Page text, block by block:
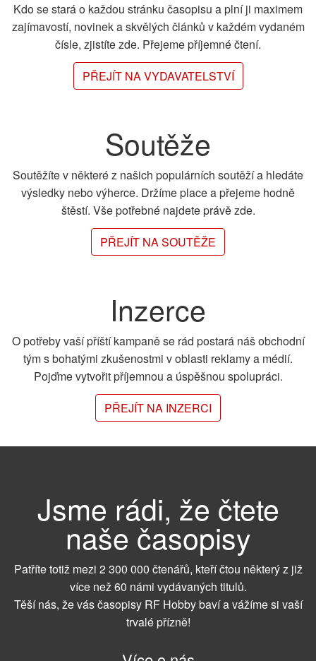
Kdo se stará o každou stránku časopisu a plní ji maximem
zajímavostí, novinek a skvělých článků v každém vydaném
čísle, zjistíte zde. Přejeme příjemné čtení.
PŘEJÍT NA VYDAVATELSTVÍ
Soutěže
Soutěžíte v některé z našich populárních soutěží a hledáte
výsledky nebo výherce. Držíme place a přejeme hodně
štěstí. Vše potřebné najdete právě zde.
PŘEJÍT NA SOUTĚŽE
Inzerce
O potřeby vaší příští kampaně se rád postará náš obchodní
tým s bohatými zkušenostmi v oblasti reklamy a médií.
Pojďme vytvořit příjemnou a úspěšnou spolupráci.
PŘEJÍT NA INZERCI
Jsme rádi, že čtete
naše časopisy
Patříte totiž mezi 2 300 000 čtenářů, kteří čtou některý z již
více než 60 námi vydávaných titulů.
Těší nás, že vás časopisy RF Hobby baví a vážíme si vaší
trvalé přízně!